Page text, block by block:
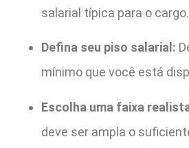
salarial típica para o cargo.
Defina seu piso salarial:
mínimo que você está
Escolha uma faixa
deve ser ampla o